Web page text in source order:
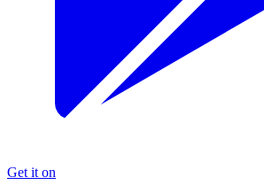
Get it on